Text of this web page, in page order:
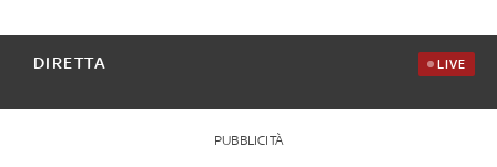
DIRETTA LIVE
PUBBLICITÀ